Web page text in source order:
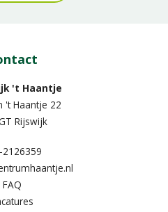
't Haantje
't Haantje 22
Rijswijk
2126359
FAQ